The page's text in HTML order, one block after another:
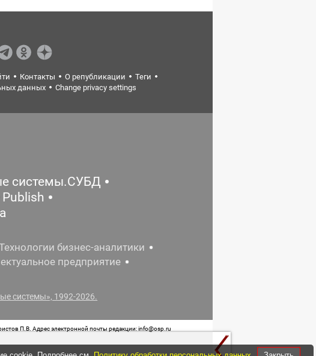
Контакты О републикации
Теги
данных Change privacy settings
системы.СУБД
Publish
бизнес-аналитики
предприятие
системы», 1992-2026.
П.В. Адрес электронной почты редакции: info@osp.ru